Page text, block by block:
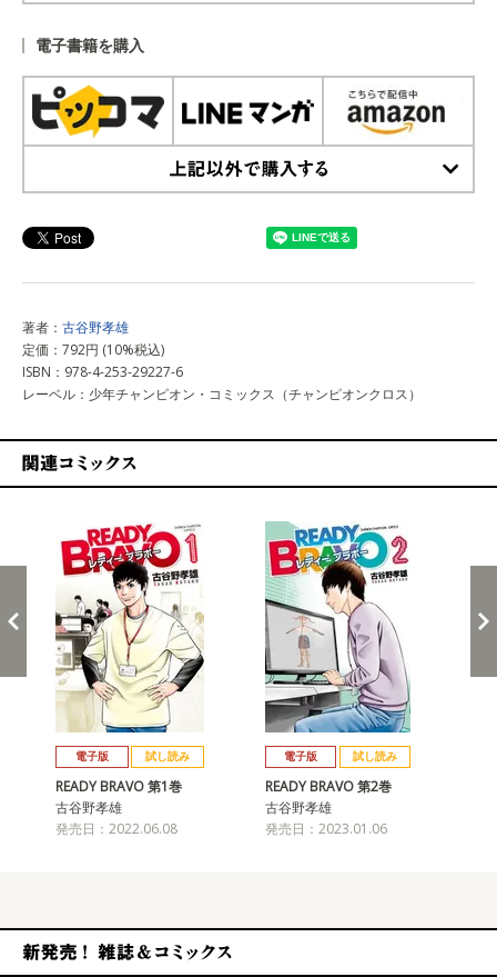
電子書籍を購入
著者： 古谷野孝雄
定価：792円 (10%税込)
ISBN：978-4-253-29227-6
レーベル：少年チャンピオン・コミックス（チャンピオンクロス）
電子版 試し読み
READY BRAVO 第1巻
古谷野孝雄
発売日：2022.06.08
電子版 試し読み
READY BRAVO 第2巻
古谷野孝雄
発売日：2023.01.06